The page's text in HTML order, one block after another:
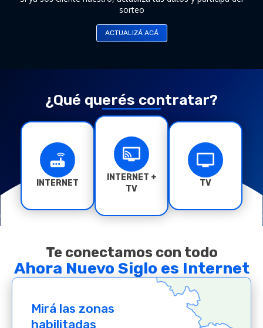
sorteo
ACTUALIZÁ ACÁ
CONTRATALO
CONSULTÁ
DESCARGA IOS
DESCARGA ANDROID
¿Qué querés contratar?
INTERNET
INTERNET +
TV
TV
Te conectamos con todo
Ahora Nuevo Siglo es Internet
Mirá las zonas
habilitadas